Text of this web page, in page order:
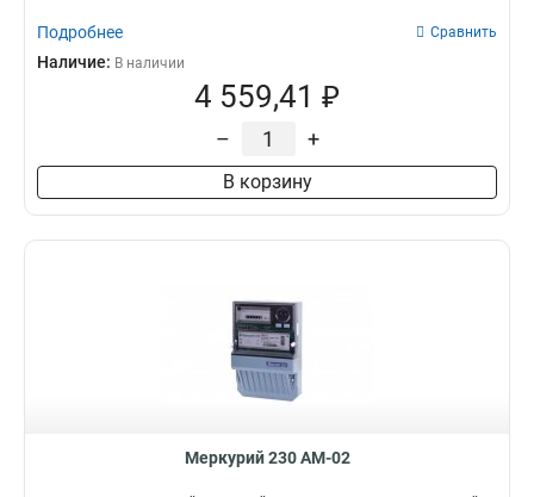
Подробнее Сравнить
Наличие: В наличии
4 559,41 ₽
– +
В корзину
Меркурий 230 АМ-02